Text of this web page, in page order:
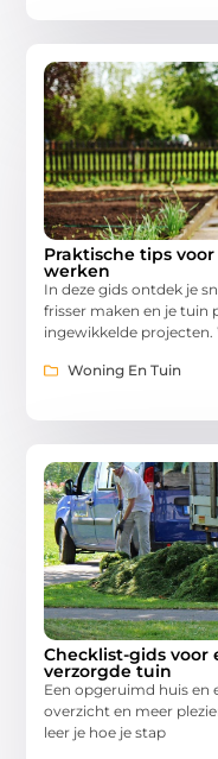
Praktische tips
werken
In deze gids ontdek je
frisser maken en je
ingewikkelde
Woning En Tuin
Checklist-gids voor
verzorgde tuin
Een opgeruimd huis en
overzicht en meer
leer je hoe je stap